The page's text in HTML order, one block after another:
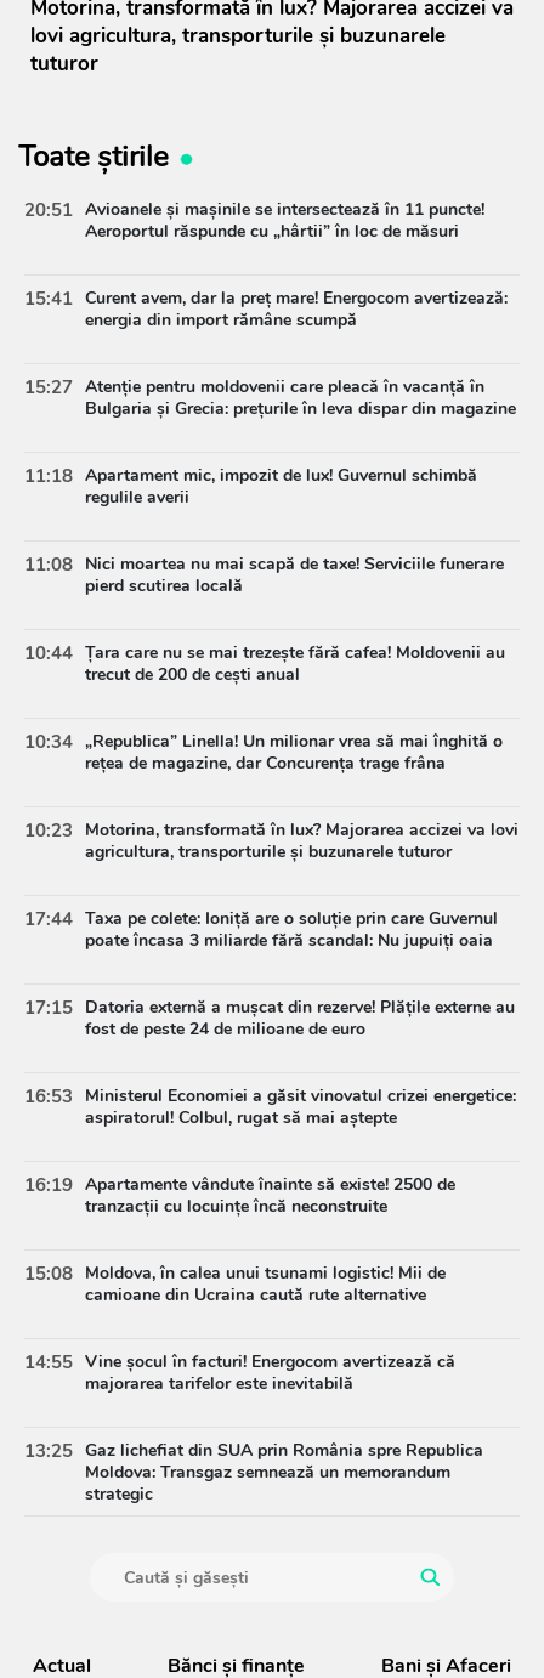
Motorina, transformată în lux? Majorarea accizei va
lovi agricultura, transporturile și buzunarele
tuturor
Toate știrile
20:51 Avioanele și mașinile se intersectează în 11 puncte!
Aeroportul răspunde cu „hârtii” în loc de măsuri
15:41 Curent avem, dar la preț mare! Energocom avertizează:
energia din import rămâne scumpă
15:27 Atenție pentru moldovenii care pleacă în vacanță în
Bulgaria și Grecia: prețurile în leva dispar din magazine
11:18 Apartament mic, impozit de lux! Guvernul schimbă
regulile averii
11:08 Nici moartea nu mai scapă de taxe! Serviciile funerare
pierd scutirea locală
10:44 Țara care nu se mai trezește fără cafea! Moldovenii au
trecut de 200 de cești anual
10:34 „Republica” Linella! Un milionar vrea să mai înghită o
rețea de magazine, dar Concurența trage frâna
10:23
Motorina, transformată în lux? Majorarea accizei va lovi
agricultura, transporturile și buzunarele tuturor
17:44 Taxa pe colete: Ioniță are o soluție prin care Guvernul
poate încasa 3 miliarde fără scandal: Nu jupuiți oaia
17:15 Datoria externă a mușcat din rezerve! Plățile externe au
fost de peste 24 de milioane de euro
16:53
Ministerul Economiei a găsit vinovatul crizei energetice:
aspiratorul! Colbul, rugat să mai aștepte
16:19 Apartamente vândute înainte să existe! 2500 de
tranzacții cu locuințe încă neconstruite
15:08 Moldova, în calea unui tsunami logistic! Mii de
camioane din Ucraina caută rute alternative
14:55 Vine șocul în facturi! Energocom avertizează că
majorarea tarifelor este inevitabilă
13:25 Gaz lichefiat din SUA prin România spre Republica
Moldova: Transgaz semnează un memorandum
strategic
Actual Bănci şi finanţe Bani și Afaceri